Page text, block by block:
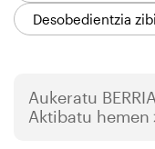
Desobedientzia
Aukeratu BERRIA
Aktibatu hemen